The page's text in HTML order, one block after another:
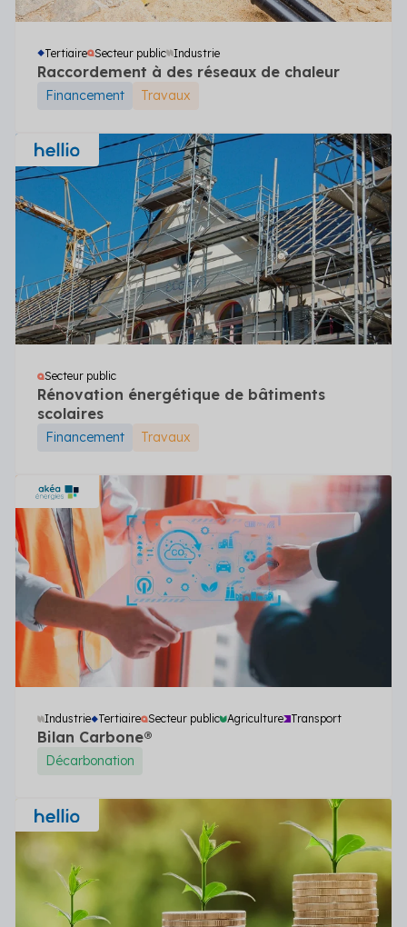
Tertiaire Secteur public Industrie
Raccordement à des réseaux de chaleur
Financement Travaux
Secteur public
Rénovation énergétique de bâtiments
scolaires
Financement Travaux
Industrie Tertiaire Secteur public Agriculture Transport
Bilan Carbone®
Décarbonation